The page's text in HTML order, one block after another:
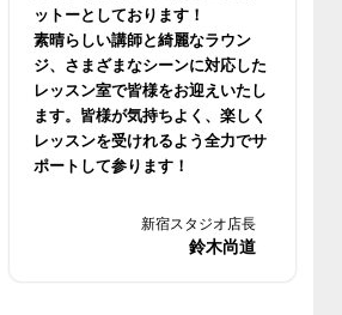
ットーとしております！
素晴らしい講師と綺麗なラウン
ジ、さまざまなシーンに対応した
レッスン室で皆様をお迎えいたし
ます。皆様が気持ちよく、楽しく
レッスンを受けれるよう全力でサ
ポートして参ります！
新宿スタジオ店長
鈴木尚道